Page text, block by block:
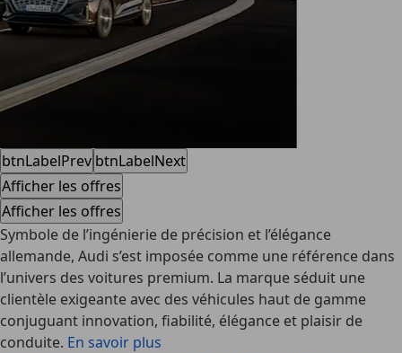
btnLabelPrev btnLabelNext
Afficher les offres
Afficher les offres
Symbole de l’ingénierie de précision et l’élégance
allemande, Audi s’est imposée comme une référence dans
l’univers des voitures premium. La marque séduit une
clientèle exigeante avec des véhicules haut de gamme
conjuguant innovation, fiabilité, élégance et plaisir de
conduite. En savoir plus